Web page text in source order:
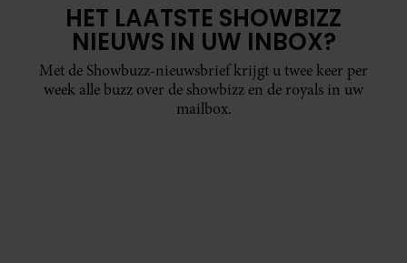
HET LAATSTE SHOWBIZZ
NIEUWS IN UW INBOX?
Met de Showbuzz-nieuwsbrief krijgt u twee keer per
week alle buzz over de showbizz en de royals in uw
mailbox.